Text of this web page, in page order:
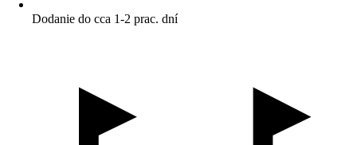
Dodanie do cca 1-2 prac. dní